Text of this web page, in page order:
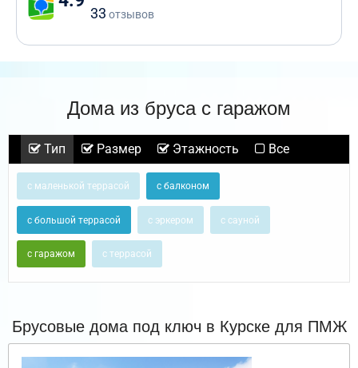
33 отзывов
Дома из бруса с гаражом
Тип Размер Этажность Все
с маленькой террасой с балконом
с большой террасой с эркером с сауной
с гаражом с террасой
Брусовые дома под ключ в Курске для ПМЖ